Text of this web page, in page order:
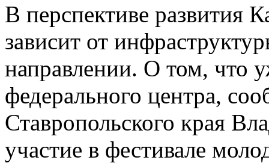
В перспективе развития
зависит от
направлении. О том, что
федерального центра,
Ставропольского края
участие в фестивале